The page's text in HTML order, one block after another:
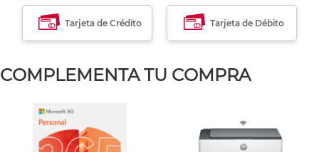
Tarjeta de Crédito Tarjeta de Débito
COMPLEMENTA TU COMPRA